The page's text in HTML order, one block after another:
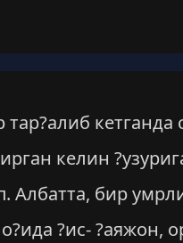
келин
Албатта, бир
?ис- ?аяжон,